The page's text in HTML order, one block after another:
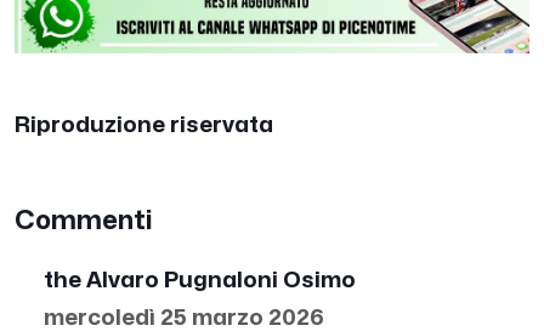
Riproduzione riservata
Commenti
the Alvaro Pugnaloni Osimo
mercoledì 25 marzo 2026